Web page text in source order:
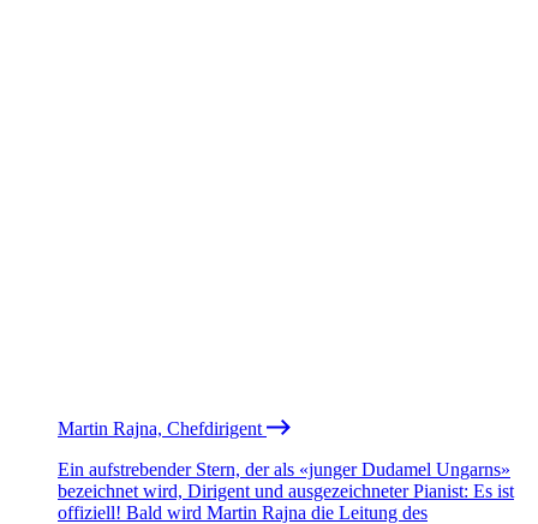
Martin Rajna, Chefdirigent
Ein aufstrebender Stern, der als «junger Dudamel Ungarns»
bezeichnet wird, Dirigent und ausgezeichneter Pianist: Es ist
offiziell! Bald wird Martin Rajna die Leitung des